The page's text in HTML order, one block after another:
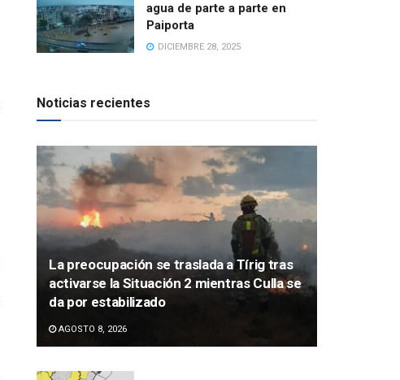
agua de parte a parte en
Paiporta
DICIEMBRE 28, 2025
Noticias recientes
La preocupación se traslada a Tírig tras
activarse la Situación 2 mientras Culla se
da por estabilizado
AGOSTO 8, 2026